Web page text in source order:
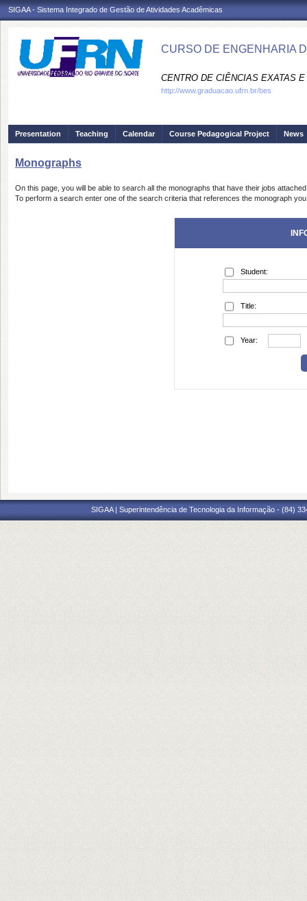
SIGAA - Sistema Integrado de Gestão de Atividades Acadêmicas
CURSO DE ENGENHARIA
CENTRO DE CIÊNCIAS EXATAS
http://www.graduacao.ufrn.br/bes
Presentation Teaching Calendar Course Pedagogical Project News
Monographs
On this page, you will be able to search all the monographs that have their jobs
To perform a search enter one of the search criteria that references the monograph
Student:
Title:
Year:
SIGAA | Superintendência de Tecnologia da Informação - (84)